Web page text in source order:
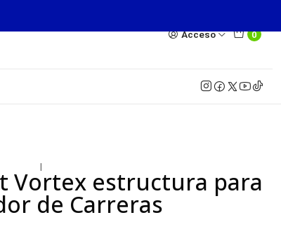
Acceso 0
|
Vortex estructura para
de Carreras